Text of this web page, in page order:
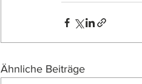
Ähnliche Beiträge